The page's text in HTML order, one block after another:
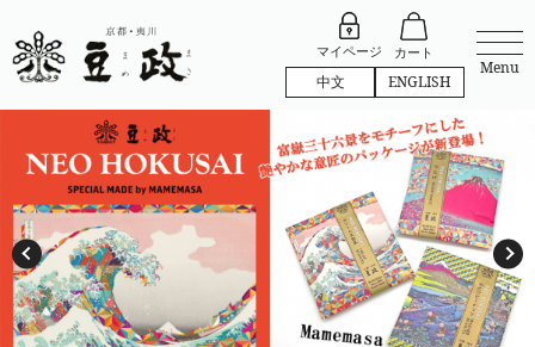
マイページ カート
中文 ENGLISH
Menu